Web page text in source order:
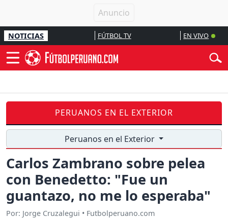
NOTICIAS FÚTBOL TV EN VIVO
PERUANOS EN EL EXTERIOR
Peruanos en el Exterior
Carlos Zambrano sobre pelea
con Benedetto: "Fue un
guantazo, no me lo esperaba"
Por: Jorge Cruzalegui • Futbolperuano.com